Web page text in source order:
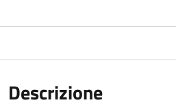
Descrizione